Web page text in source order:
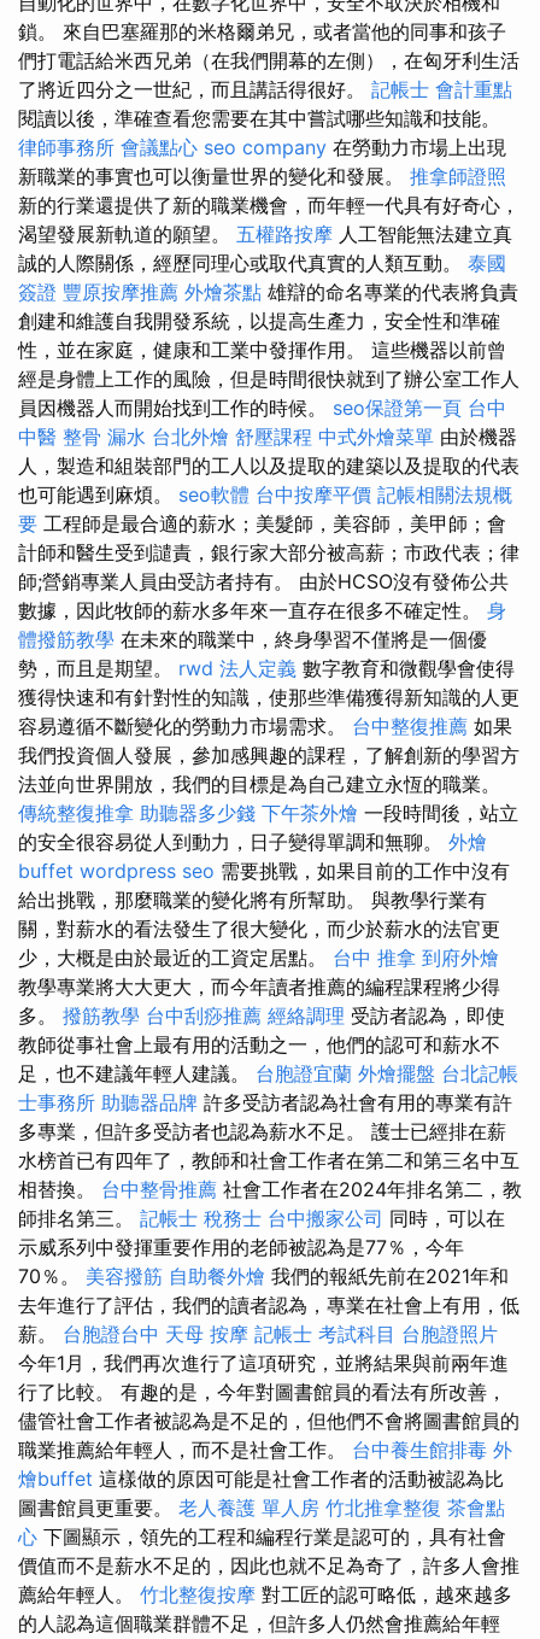
鎖。 來自巴塞羅那的米格爾弟兄，或者當他的同事和孩子
們打電話給米西兄弟（在我們開幕的左側），在匈牙利生活
了將近四分之一世紀，而且講話得很好。 記帳士 會計重點
閱讀以後，準確查看您需要在其中嘗試哪些知識和技能。
律師事務所 會議點心 seo company 在勞動力市場上出現
新職業的事實也可以衡量世界的變化和發展。 推拿師證照
新的行業還提供了新的職業機會，而年輕一代具有好奇心，
渴望發展新軌道的願望。 五權路按摩 人工智能無法建立真
誠的人際關係，經歷同理心或取代真實的人類互動。 泰國
簽證 豐原按摩推薦 外燴茶點 雄辯的命名專業的代表將負責
創建和維護自我開發系統，以提高生產力，安全性和準確
性，並在家庭，健康和工業中發揮作用。 這些機器以前曾
經是身體上工作的風險，但是時間很快就到了辦公室工作人
員因機器人而開始找到工作的時候。 seo保證第一頁 台中
中醫 整骨 漏水 台北外燴 舒壓課程 中式外燴菜單 由於機器
人，製造和組裝部門的工人以及提取的建築以及提取的代表
也可能遇到麻煩。 seo軟體 台中按摩平價 記帳相關法規概
要 工程師是最合適的薪水；美髮師，美容師，美甲師；會
計師和醫生受到譴責，銀行家大部分被高薪；市政代表；律
師;營銷專業人員由受訪者持有。 由於HCSO沒有發佈公共
數據，因此牧師的薪水多年來一直存在很多不確定性。 身
體撥筋教學 在未來的職業中，終身學習不僅將是一個優
勢，而且是期望。 rwd 法人定義 數字教育和微觀學會使得
獲得快速和有針對性的知識，使那些準備獲得新知識的人更
容易遵循不斷變化的勞動力市場需求。 台中整復推薦 如果
我們投資個人發展，參加感興趣的課程，了解創新的學習方
法並向世界開放，我們的目標是為自己建立永恆的職業。
傳統整復推拿 助聽器多少錢 下午茶外燴 一段時間後，站立
的安全很容易從人到動力，日子變得單調和無聊。 外燴
buffet wordpress seo 需要挑戰，如果目前的工作中沒有
給出挑戰，那麼職業的變化將有所幫助。 與教學行業有
關，對薪水的看法發生了很大變化，而少於薪水的法官更
少，大概是由於最近的工資定居點。 台中 推拿 到府外燴
教學專業將大大更大，而今年讀者推薦的編程課程將少得
多。 撥筋教學 台中刮痧推薦 經絡調理 受訪者認為，即使
教師從事社會上最有用的活動之一，他們的認可和薪水不
足，也不建議年輕人建議。 台胞證宜蘭 外燴擺盤 台北記帳
士事務所 助聽器品牌 許多受訪者認為社會有用的專業有許
多專業，但許多受訪者也認為薪水不足。 護士已經排在薪
水榜首已有四年了，教師和社會工作者在第二和第三名中互
相替換。 台中整骨推薦 社會工作者在2024年排名第二，教
師排名第三。 記帳士 稅務士 台中搬家公司 同時，可以在
示威系列中發揮重要作用的老師被認為是77％，今年
70％。 美容撥筋 自助餐外燴 我們的報紙先前在2021年和
去年進行了評估，我們的讀者認為，專業在社會上有用，低
薪。 台胞證台中 天母 按摩 記帳士 考試科目 台胞證照片
今年1月，我們再次進行了這項研究，並將結果與​​前兩年進
行了比較。 有趣的是，今年對圖書館員的看法有所改善，
儘管社會工作者被認為是不足的，但他們不會將圖書館員的
職業推薦給年輕人，而不是社會工作。 台中養生館排毒 外
燴buffet 這樣做的原因可能是社會工作者的活動被認為比
圖書館員更重要。 老人養護 單人房 竹北推拿整復 茶會點
心 下圖顯示，領先的工程和編程行業是認可的，具有社會
價值而不是薪水不足的，因此也就不足為奇了，許多人會推
薦給年輕人。 竹北整復按摩 對工匠的認可略低，越來越多
的人認為這個職業群體不足，但許多人仍然會推薦給年輕